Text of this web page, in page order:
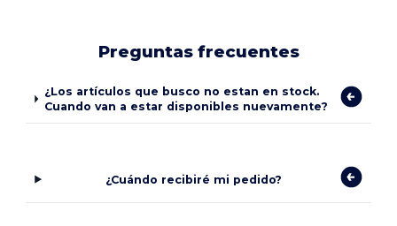
Preguntas frecuentes
¿Los artículos que busco no estan en stock.
Cuando van a estar disponibles nuevamente?
¿Cuándo recibiré mi pedido?